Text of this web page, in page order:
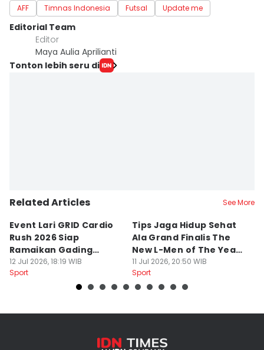
AFF Timnas Indonesia Futsal Update me
Editorial Team
Editor
Maya Aulia Aprilianti
Tonton lebih seru di
Related Articles See More
Event Lari GRID Cardio
Rush 2026 Siap
Ramaikan Gading
Serpong
12 Jul 2026, 18:19 WIB
Sport
Tips Jaga Hidup Sehat
Ala Grand Finalis The
New L-Men of The Year
2026
11 Jul 2026, 20:50 WIB
Sport